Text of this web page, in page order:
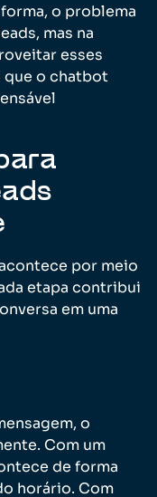
o problema
mas na
esses
que o chatbot
por meio
etapa contribui
em uma
o
Com um
de forma
horário. Com